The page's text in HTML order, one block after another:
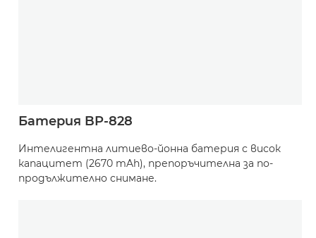
Батерия BP-828
Интелигентна литиево-йонна батерия с висок
капацитет (2670 mAh), препоръчителна за по-
продължително снимане.